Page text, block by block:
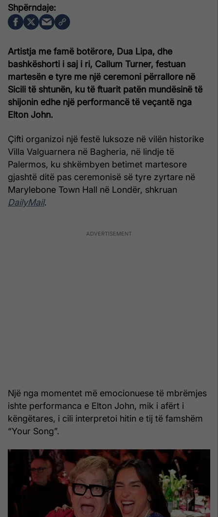
Artistja me famë botërore, Dua Lipa, dhe
bashkëshorti i saj i ri, Callum Turner, festuan
martesën e tyre me një ceremoni përrallore në
Sicili të shtunën, ku të ftuarit patën mundësinë të
shijonin edhe një performancë të veçantë nga
Elton John.
Çifti organizoi një festë luksoze në vilën historike
Villa Valguarnera në Bagheria, në lindje të
Palermos, ku shkëmbyen betimet martesore
gjashtë ditë pas ceremonisë së tyre zyrtare në
Marylebone Town Hall në Londër, shkruan
DailyMail.
Një nga momentet më emocionuese të mbrëmjes
ishte performanca e Elton John, mik i afërt i
këngëtares, i cili interpretoi hitin e tij të famshëm
“Your Song”.